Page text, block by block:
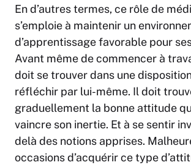
En d’autres termes, ce rôle de
s’emploie à maintenir un
d’apprentissage favorable pour
Avant même de commencer à
doit se trouver dans une
réfléchir par lui-même. Il doit
graduellement la bonne attitude
vaincre son inertie. Et à se sentir
delà des notions apprises.
occasions d’acquérir ce type